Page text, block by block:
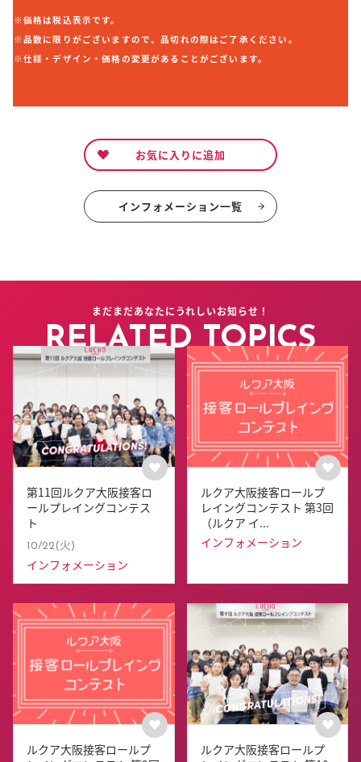
※価格は税込表示です。
※品数に限りがございますので、品切れの際はご了承ください。
※仕様・デザイン・価格の変更があることがございます。
お気に入りに追加
インフォメーション一覧
まだまだあなたにうれしいお知らせ！
RELATED TOPICS
第11回ルクア大阪接客ロ
ールプレイングコンテス
ト
10/22(火)
インフォメーション
ルクア大阪接客ロールプ
レイングコンテスト 第3回
（ルクア イ...
インフォメーション
ルクア大阪接客ロールプ
ルクア大阪接客ロールプ